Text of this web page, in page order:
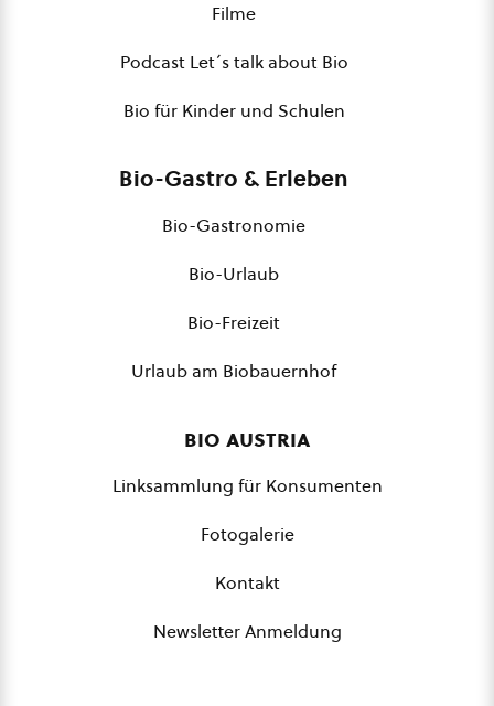
Filme
Podcast Let´s talk about Bio
Bio für Kinder und Schulen
Bio-Gastro & Erleben
Bio-Gastronomie
Bio-Urlaub
Bio-Freizeit
Urlaub am Biobauernhof
bio austria
Linksammlung für Konsumenten
Fotogalerie
Kontakt
Newsletter Anmeldung